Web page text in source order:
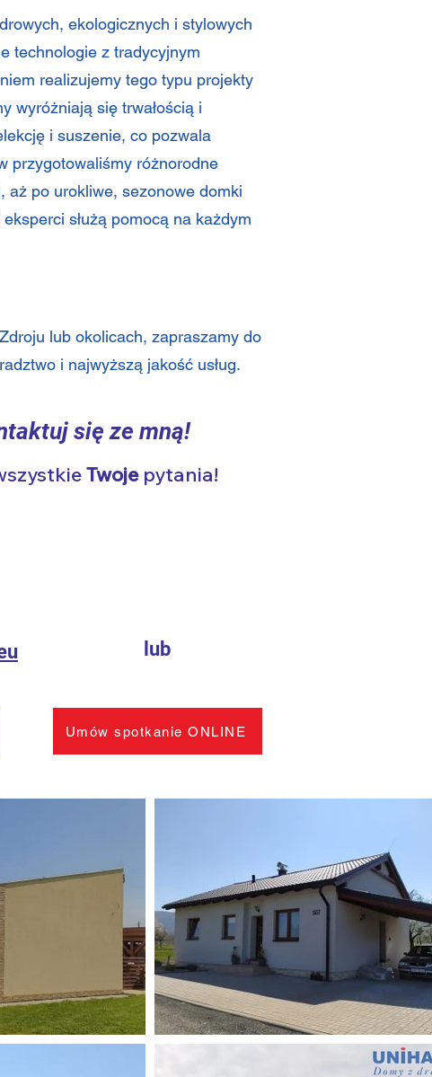
ekologicznych i stylowych
technologie z tradycyjnym
realizujemy tego typu projekty
wyróżniają się trwałością i
i suszenie, co pozwala
przygotowaliśmy różnorodne
aż po urokliwe, sezonowe domki
służą pomocą na każdym
lub okolicach, zapraszamy do
i najwyższą jakość usług.
się ze mną!
Twojepytania!
lub
Umów spotkanie ONLINE